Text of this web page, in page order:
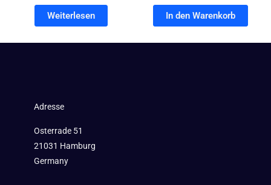
Weiterlesen In den Warenkorb
Adresse
Osterrade 51
21031 Hamburg
Germany